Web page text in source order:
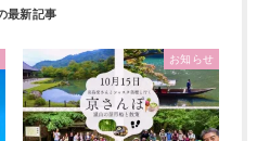
お知らせ